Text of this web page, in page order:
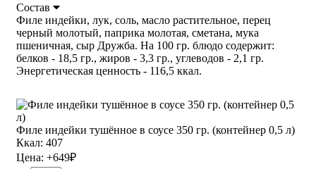
Состав
Филе индейки, лук, соль, масло растительное, перец
черный молотый, паприка молотая, сметана, мука
пшеничная, сыр Дружба. На 100 гр. блюдо содержит:
белков - 18,5 гр., жиров - 3,3 гр., углеводов - 2,1 гр.
Энергетическая ценность - 116,5 ккал.
Филе индейки тушённое в соусе 350 гр. (контейнер 0,5 л)
Ккал: 407
Цена: +649₽